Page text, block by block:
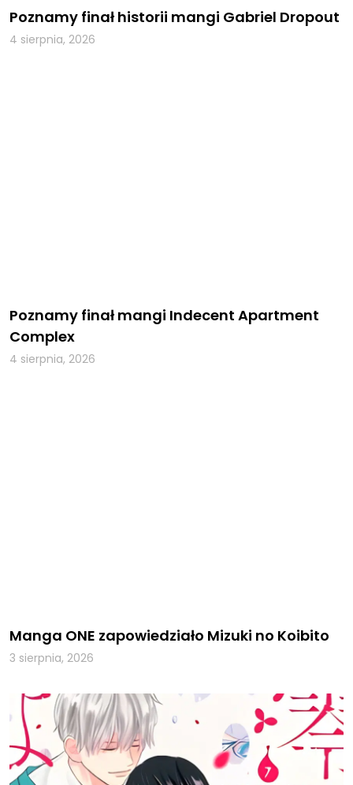
Poznamy finał historii mangi Gabriel Dropout
4 sierpnia, 2026
Poznamy finał mangi Indecent Apartment
Complex
4 sierpnia, 2026
Manga ONE zapowiedziało Mizuki no Koibito
3 sierpnia, 2026